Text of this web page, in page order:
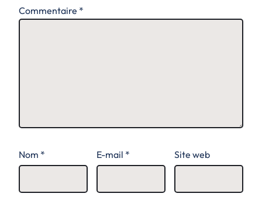
Commentaire *
Nom * E-mail * Site web